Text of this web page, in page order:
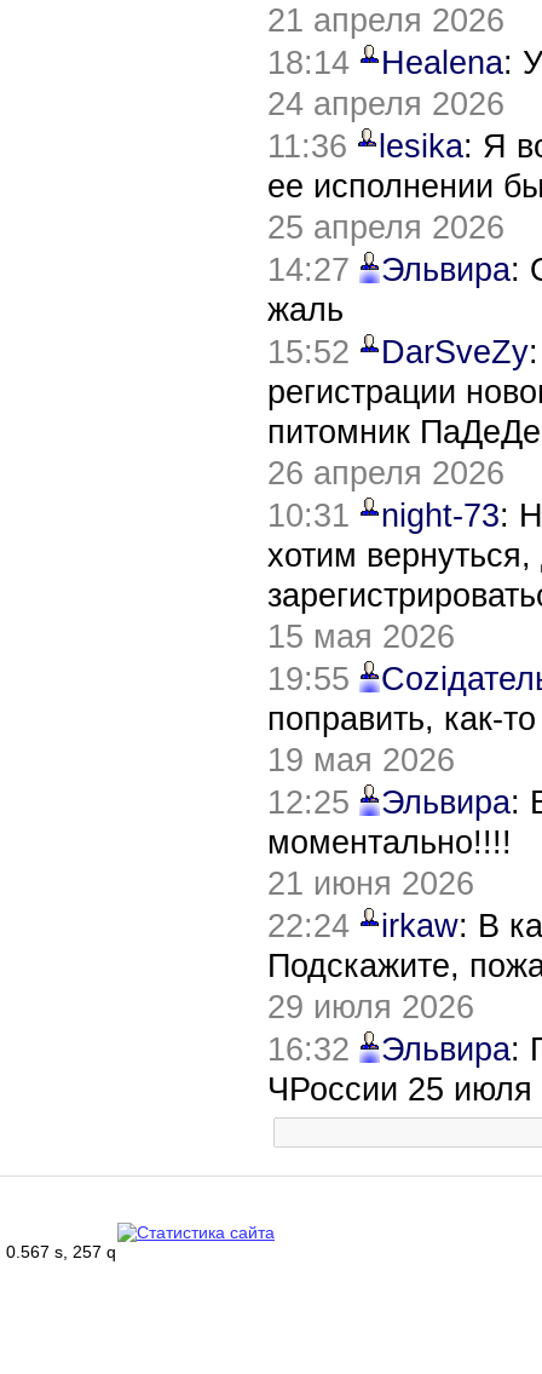
21 апреля 2026
18:14
Healena:
24 апреля 2026
11:36
lesika: Я
ее исполнении
25 апреля 2026
14:27
Эльвира:
жаль
15:52
DarSveZy
регистрации
питомник
26 апреля 2026
10:31
night-73:
хотим
15 мая 2026
19:55
поправить, как-
19 мая 2026
12:25
Эльвира:
моментально!!!!
21 июня 2026
22:24
irkaw: В
Подскажите,
29 июля 2026
16:32
Эльвира:
ЧРоссии 25 июля
0.567 s, 257 q